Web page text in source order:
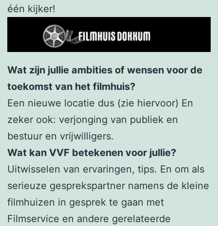
één kijker!
Wat zijn jullie ambities of wensen voor de
toekomst van het filmhuis?
Een nieuwe locatie dus (zie hiervoor) En
zeker ook: verjonging van publiek en
bestuur en vrijwilligers.
Wat kan VVF betekenen voor jullie?
Uitwisselen van ervaringen, tips. En om als
serieuze gesprekspartner namens de kleine
filmhuizen in gesprek te gaan met
Filmservice en andere gerelateerde